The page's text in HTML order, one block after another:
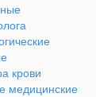
крови
медицинские